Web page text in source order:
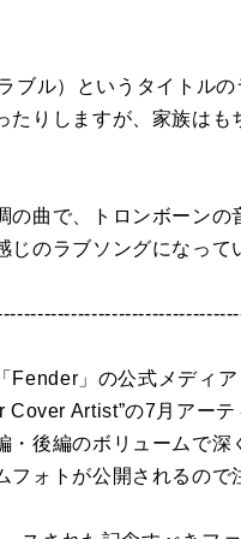
ブル）というタイトル
たりしますが、家族は
の曲で、トロンボーン
じのラブソングになっ
Fender」の公式メディ
Cover Artist”の7月アー
・後編のボリュームで
ォトが公開されるので